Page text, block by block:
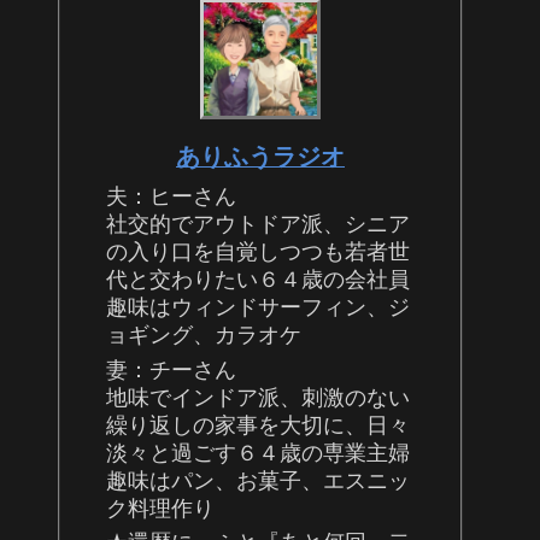
ありふうラジオ
夫：ヒーさん
社交的でアウトドア派、シニア
の入り口を自覚しつつも若者世
代と交わりたい６４歳の会社員
趣味はウィンドサーフィン、ジ
ョギング、カラオケ
妻：チーさん
地味でインドア派、刺激のない
繰り返しの家事を大切に、日々
淡々と過ごす６４歳の専業主婦
趣味はパン、お菓子、エスニッ
ク料理作り